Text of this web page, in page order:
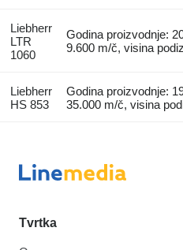
Liebherr
LTR
1060
Godina proizvodnje:
9.600 m/č, visina
Liebherr
HS 853
Godina proizvodnje:
35.000 m/č, visina
Tvrtka